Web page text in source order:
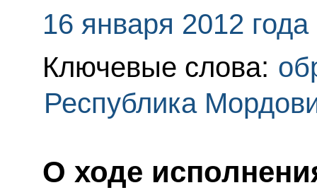
16 января 2012 года
Ключевые слова:
Республика
О ходе